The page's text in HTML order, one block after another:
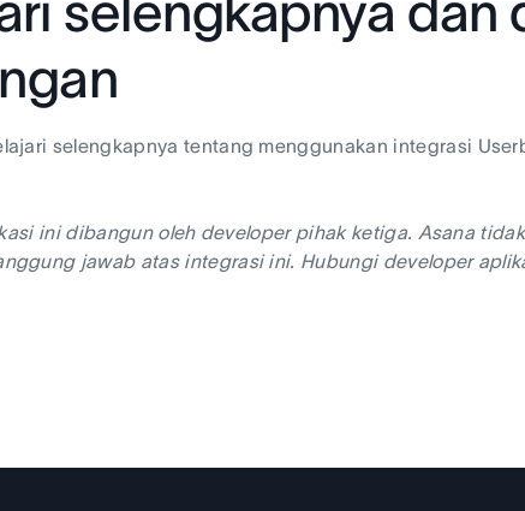
selengkapnya dan
selengkapnya tentang menggunakan integrasi
ini dibangun oleh developer pihak ketiga. Asana
jawab atas integrasi ini. Hubungi developer